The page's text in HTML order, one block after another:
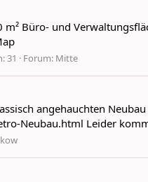
Büro- und
31 Forum: Mitte
angehauchten
Neubau.html Leider